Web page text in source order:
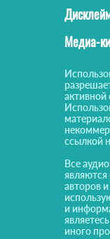
Медиа-
активной
ссылкой
Все
являются
авторов
и
иного